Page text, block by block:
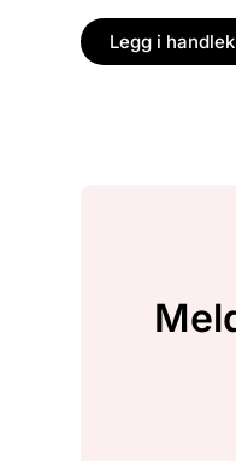
Legg i